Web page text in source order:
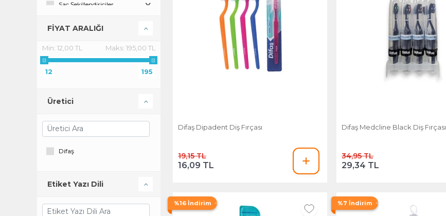
Difaş Dipadent Diş Fırçası
19,15 TL
16,09 TL
Difaş Medcline Black Diş Fırçası
34,95 TL
29,34 TL
%16 İndirim %7 İndirim
Saç Şekillendiriciler
FİYAT ARALIĞI
Min: 12,00 TL Maks: 195,00 TL
12 195
Üretici
Difaş
Etiket Yazı Dili